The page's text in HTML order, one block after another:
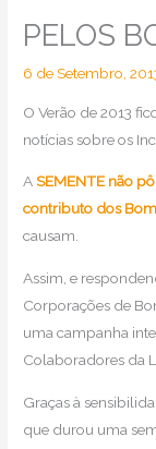
PELOS
6 de Setembro,
O Verão de 2013
notícias sobre os
ASEMENTE não
contributo dos
causam.
Assim, e
Corporações de
uma campanha
Colaboradores da
Graças à
que durou uma